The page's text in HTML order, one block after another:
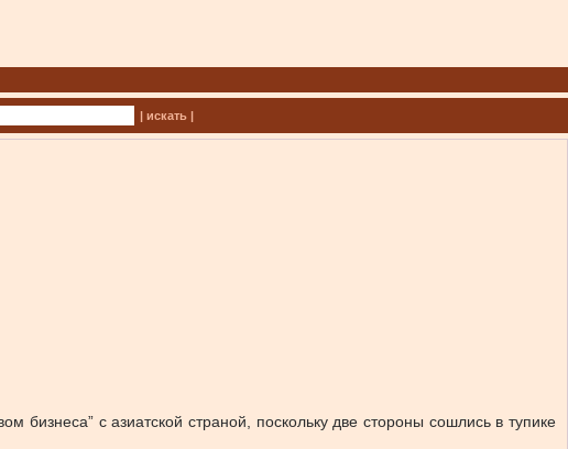
| искать |
с азиатской страной, поскольку две стороны сошлись в тупике